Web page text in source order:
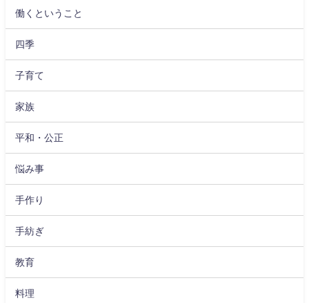
働くということ
四季
子育て
家族
平和・公正
悩み事
手作り
手紡ぎ
教育
料理